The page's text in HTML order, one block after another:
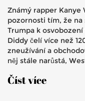
Známý rapper Kanye
pozornosti tím, že
Trumpa k
Diddy čelí více než
zneužívání a
něj stále narůstá,
Číst více